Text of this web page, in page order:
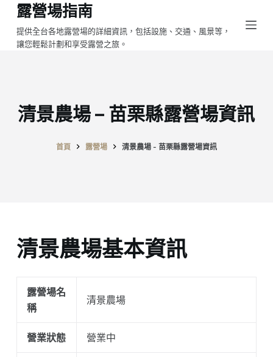
跳
至
主
露營場指南
提供全台各地露營場的詳細資訊，包括設施、交通、風景等，
讓您輕鬆計劃和享受露營之旅。
清景農場 – 苗栗縣露營場資訊
首頁 露營場 清景農場 - 苗栗縣露營場資訊
清景農場基本資訊
露營場名
稱
清景農場
營業狀態 營業中